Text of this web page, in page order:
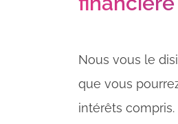
Nous vous le
que vous
intérêts